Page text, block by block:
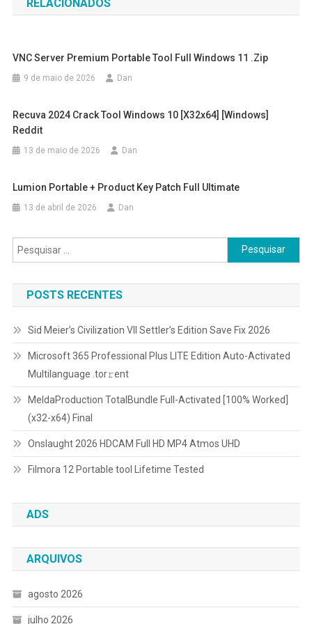
Post
RELACIONADOS
VNC Server Premium Portable Tool Full Windows 11 .zip
9 de maio de 2026 Dan
Recuva 2024 Crack Tool Windows 10 [x32x64] [Windows]
Reddit
13 de maio de 2026 Dan
Lumion Portable + Product Key Patch Full Ultimate
13 de abril de 2026 Dan
Pesquisar
por:
POSTS RECENTES
Sid Meier’s Civilization VII Settler’s Edition Save Fix 2026
Microsoft 365 Professional Plus LITE Edition Auto-Activated
Multilanguage .tоr𝚛еnt
MeldaProduction TotalBundle Full-Activated [100% Worked]
(x32-x64) Final
Onslaught 2026 HDCAM Full HD MP4 Atmos UHD
Filmora 12 Portable tool Lifetime Tested
ADS
ARQUIVOS
agosto 2026
julho 2026